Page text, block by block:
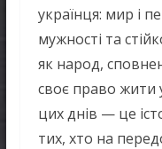
українця: мир і
мужності та
як народ,
своє право жити
цих днів — це
тих, хто на